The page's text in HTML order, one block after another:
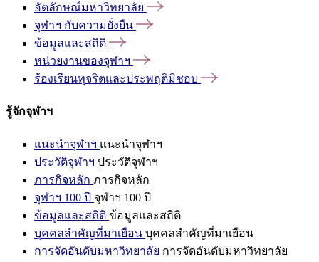
อัตลักษณ์มหาวิทยาลัย
จุฬาฯ กับความยั่งยืน
ข้อมูลและสถิติ
หน่วยงานของจุฬาฯ
ร้องเรียนทุจริตและประพฤติมิชอบ
รู้จักจุฬาฯ
แนะนำจุฬาฯ แนะนำจุฬาฯ
ประวัติจุฬาฯ ประวัติจุฬาฯ
ภารกิจหลัก ภารกิจหลัก
จุฬาฯ 100 ปี จุฬาฯ 100 ปี
ข้อมูลและสถิติ ข้อมูลและสถิติ
บุคคลสำคัญที่มาเยือน บุคคลสำคัญที่มาเยือน
การจัดอันดับมหาวิทยาลัย การจัดอันดับมหาวิทยาลัย